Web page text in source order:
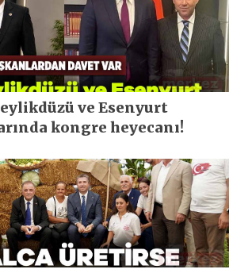
ve Esenyurt
kongre heyecanı!